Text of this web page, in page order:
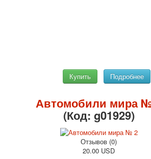
Купить Подробнее
Автомобили мира
(Код: g01929)
Отзывов (0)
20.00 USD